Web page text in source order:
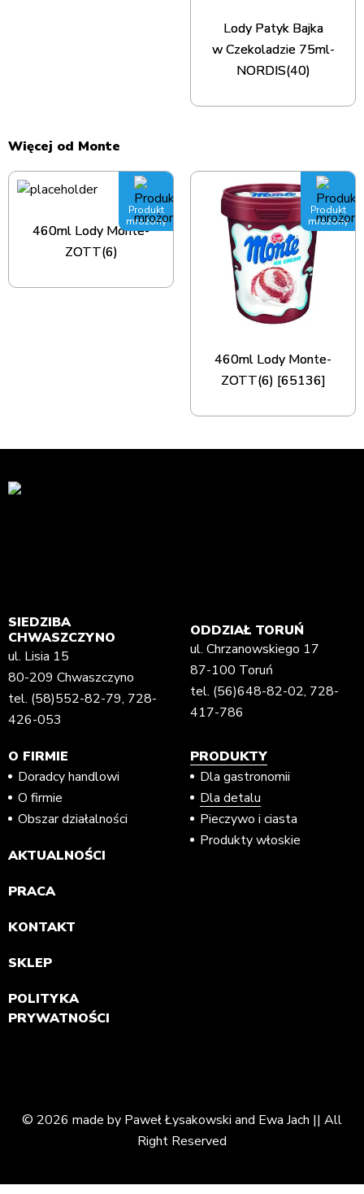
Lody Patyk Bajka
w Czekoladzie 75ml-
NORDIS(40)
Więcej od Monte
Produkt
mrożony
460ml Lody Monte-
ZOTT(6)
Produkt
mrożony
460ml Lody Monte-
ZOTT(6) [65136]
SIEDZIBA
CHWASZCZYNO
ul. Lisia 15
80-209 Chwaszczyno
tel. (58)552-82-79, 728-
426-053
ODDZIAŁ TORUŃ
ul. Chrzanowskiego 17
87-100 Toruń
tel. (56)648-82-02, 728-
417-786
O FIRMIE
Doradcy handlowi
O firmie
Obszar działalności
AKTUALNOŚCI
PRACA
KONTAKT
SKLEP
POLITYKA
PRYWATNOŚCI
PRODUKTY
Dla gastronomii
Dla detalu
Pieczywo i ciasta
Produkty włoskie
© 2026 made by Paweł Łysakowski and Ewa Jach || All
Right Reserved